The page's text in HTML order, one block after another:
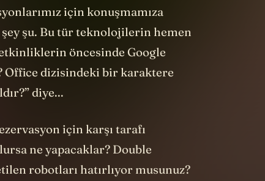
için konuşmamıza
şu. Bu tür teknolojilerin hemen
öncesinde Google
Office dizisindeki bir karaktere
diye...
için karşı tarafı
ne yapacaklar? Double
robotları hatırlıyor musunuz?